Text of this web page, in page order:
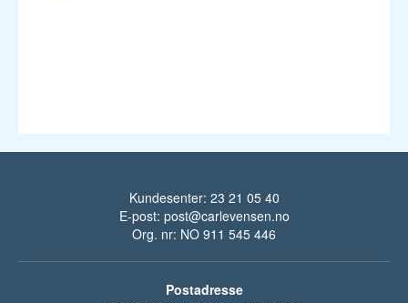
Kundesenter: 23 21 05 40
E-post: post@carlevensen.no
Org. nr: NO 911 545 446
Postadresse